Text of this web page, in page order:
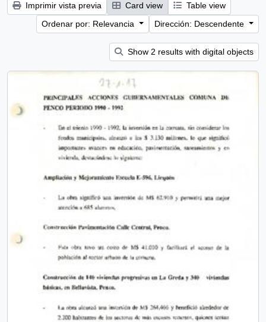
Imprimir vista previa Card view
Table view
Ordenar por: Relevancia
Dirección: Descendente
Show 2 results with digital objects